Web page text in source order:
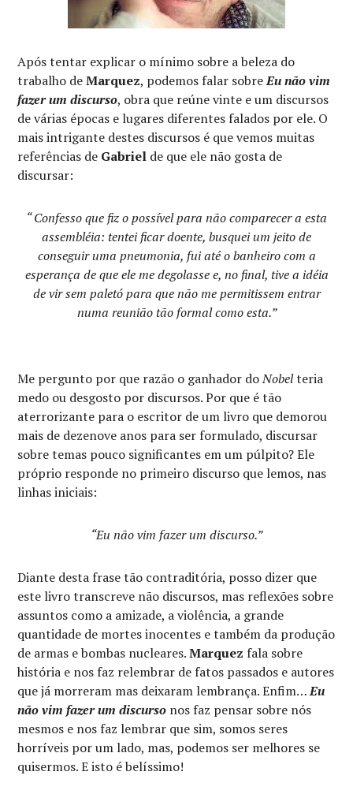
Após tentar explicar o mínimo sobre a beleza do
trabalho deMarquez, podemos falar sobreEu não vim
fazer um discurso, obra que reúne vinte e um discursos
de várias épocas e lugares diferentes falados por ele. O
mais intrigante destes discursos é que vemos muitas
referências de Gabriel de que ele não gosta de
discursar:
“ Confesso que fiz o possível para não comparecer a esta
assembléia: tentei ficar doente, busquei um jeito de
conseguir uma pneumonia, fui até o banheiro com a
esperança de que ele me degolasse e, no final, tive a idéia
de vir sem paletó para que não me permitissem entrar
numa reunião tão formal como esta.”
Me pergunto por que razão o ganhador doNobelteria
medo ou desgosto por discursos. Por que é tão
aterrorizante para o escritor de um livro que demorou
mais de dezenove anos para ser formulado, discursar
sobre temas pouco significantes em um púlpito? Ele
próprio responde no primeiro discurso que lemos, nas
linhas iniciais:
“Eu não vim fazer um discurso.”
Diante desta frase tão contraditória, posso dizer que
este livro transcreve não discursos, mas reflexões sobre
assuntos como a amizade, a violência, a grande
quantidade de mortes inocentes e também da produção
de armas e bombas nucleares.Marquez fala sobre
história e nos faz relembrar de fatos passados e autores
que já morreram mas deixaram lembrança. Enfim…Eu
não vim fazer um discurso nos faz pensar sobre nós
mesmos e nos faz lembrar que sim, somos seres
horríveis por um lado, mas, podemos ser melhores se
quisermos. E isto é belíssimo!